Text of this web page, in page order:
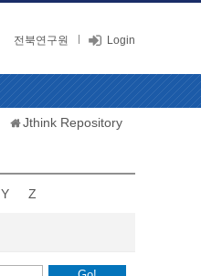
전북연구원 Login
Jthink Repository
Y Z